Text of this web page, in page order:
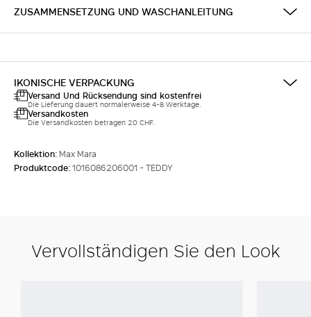
ZUSAMMENSETZUNG UND WASCHANLEITUNG
IKONISCHE VERPACKUNG
Versand Und Rücksendung sind kostenfrei
Die Lieferung dauert normalerweise 4-8 Werktage.
Versandkosten
Die Versandkosten betragen 20 CHF.
Kollektion: Max Mara
Produktcode:1016086206001 - TEDDY
Vervollständigen Sie den Look